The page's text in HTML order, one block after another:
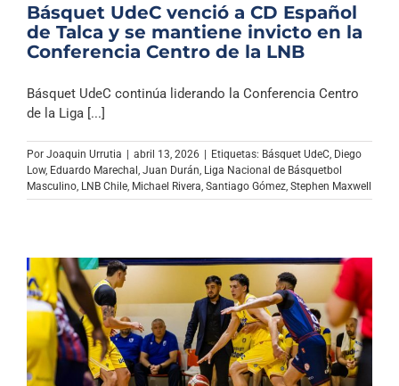
Columnas
Música Clásica
Especiales
Básquet UdeC venció a CD Español
de Talca y se mantiene invicto en la
Conferencia Centro de la LNB
Básquet UdeC continúa liderando la Conferencia Centro
de la Liga [...]
Por Joaquin Urrutia | abril 13, 2026 | Etiquetas: Básquet UdeC Diego
Low, Eduardo Marechal Juan Durán Liga Nacional de Básquetbol
Masculino LNB Chile Michael Rivera Santiago Gómez Stephen Maxwell